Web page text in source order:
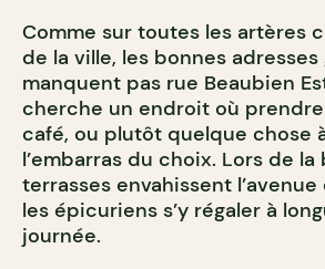
Comme sur toutes les artères
de la ville, les bonnes
manquent pas rue Beaubien
cherche un endroit où
café, ou plutôt quelque chose
l’embarras du choix. Lors de la
terrasses envahissent
les épicuriens s’y régaler à
journée.